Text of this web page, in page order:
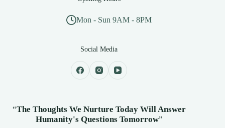
Mon - Sun 9AM - 8PM
Social Media
“The Thoughts We Nurture Today Will Answer
Humanity's Questions Tomorrow”